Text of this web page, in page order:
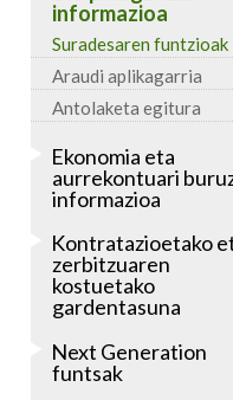
informazioa
Suradesaren funtzioak
Araudi aplikagarria
Antolaketa egitura
Ekonomia eta
aurrekontuari
informazioa
Kontratazioetako
zerbitzuaren
kostuetako
gardentasuna
Next Generation
funtsak